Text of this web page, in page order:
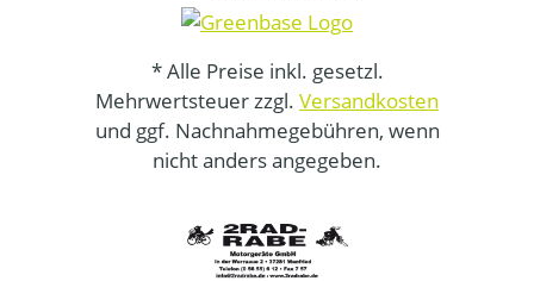
* Alle Preise inkl. gesetzl.
Mehrwertsteuer zzgl. Versandkosten
und ggf. Nachnahmegebühren, wenn
nicht anders angegeben.